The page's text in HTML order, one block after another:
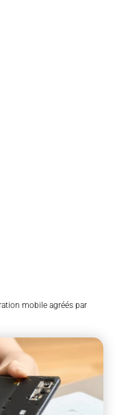
mobile agréés par